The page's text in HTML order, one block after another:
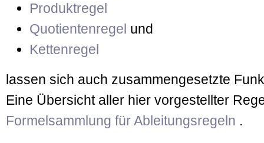
Produktregel
Quotientenregel und
Kettenregel
lassen sich auch zusammengesetzte
Eine Übersicht aller hier vorgestellter
Formelsammlung für Ableitungsregeln .